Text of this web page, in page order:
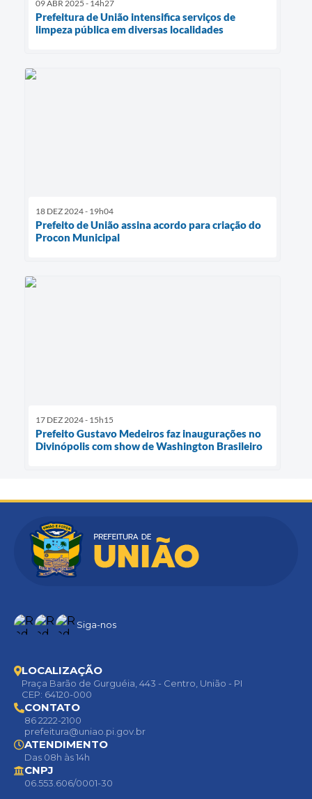
09 ABR 2025 - 14h27
Prefeitura de União intensifica serviços de
limpeza pública em diversas localidades
18 DEZ 2024 - 19h04
Prefeito de União assina acordo para criação do
Procon Municipal
17 DEZ 2024 - 15h15
Prefeito Gustavo Medeiros faz inaugurações no
Divinópolis com show de Washington Brasileiro
Siga-nos
LOCALIZAÇÃO
Praça Barão de Gurguéia, 443 - Centro, União - PI
CEP: 64120-000
CONTATO
86 2222-2100
prefeitura@uniao.pi.gov.br
ATENDIMENTO
Das 08h às 14h
CNPJ
06.553.606/0001-30